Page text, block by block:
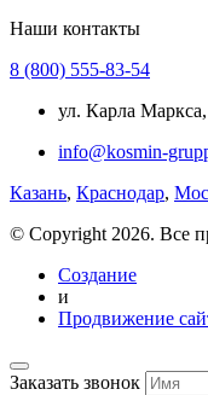
Наши контакты
8 (800) 555-83-54
ул. Карла
info@kosmin-
Казань, Краснодар,
© Copyright 2026. Все
Создание
и
Продвижение
Заказать звонок